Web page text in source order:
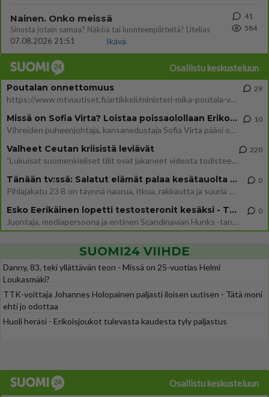
Nainen. Onko meissä
Sinusta jotain samaa? Näköä tai luonteenpiirteitä? Utelias
07.08.2026 21:51
Ikävä
41
584
Osallistu keskusteluun
Poutalan onnettomuus
https://www.mtvuutiset.fi/artikkeli/ministeri-mika-poutala-vakavassa-onnettomuudessa/9375980 Kumma kun jutussa ei manit
29
Missä on Sofia Virta? Loistaa poissaolollaan Erikoisjoukot uudelta kaudelta
Vihreiden puheenjohtaja, kansanedustaja Sofia Virta pääsi otsikoihin, kun tieto hänen osallistumisestaan Erikoisjoukot-k
10
Valheet Ceutan kriisistä leviävät
"Lukuisat suomenkieliset tilit ovat jakaneet videota todisteena siitä, että siirtolaisjoukot aiheuttavat edelleen Ceutas
220
Tänään tv:ssä: Salatut elämät palaa kesätauolta - Tässä hieman juonipaljastuksia
Pihlajakatu 23 B on täynnä naurua, itkua, rakkautta ja suuria salaisuuksia. Suomalaisten yksi pitkäikäisimmistä draamas
0
Esko Eerikäinen lopetti testosteronit kesäksi - Tämä ikävä vaikutus iski heti
Juontaja, mediapersoona ja entinen Scandinavian Hunks -tanssija Esko Eerikäinen on tunnettu avoimuudestaan. Nyt Eerikäi
0
SUOMI24 VIIHDE
Danny, 83, teki yllättävän teon - Missä on 25-vuotias Helmi
Loukasmäki?
TTK-voittaja Johannes Holopainen paljasti iloisen uutisen - Tätä moni
ehti jo odottaa
Huoli heräsi - Erikoisjoukot tulevasta kaudesta tyly paljastus
Osallistu keskusteluun